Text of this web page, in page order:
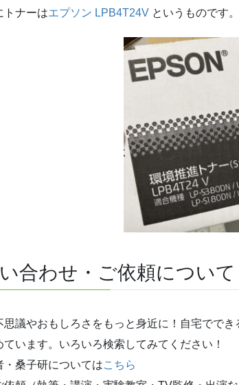
トナーはエプソン LPB4T24V というものです。
合わせ・ご依頼について
思議やおもしろさをもっと身近に！自宅でで
ています。いろいろ検索してみてください！
・桑子研についてはこちら